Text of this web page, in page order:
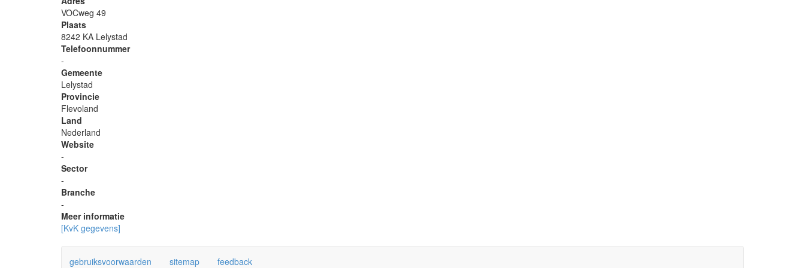
VOCweg 49
Plaats
8242 KA Lelystad
Telefoonnummer
-
Gemeente
Lelystad
Provincie
Flevoland
Land
Nederland
Website
-
Sector
-
Branche
-
Meer informatie
[KvK gegevens]
gebruiksvoorwaarden sitemap feedback